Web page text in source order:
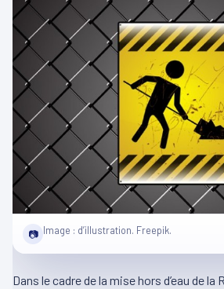
📷 Image : d’illustration. Freepik.
Dans le cadre de la mise hors d’eau de la